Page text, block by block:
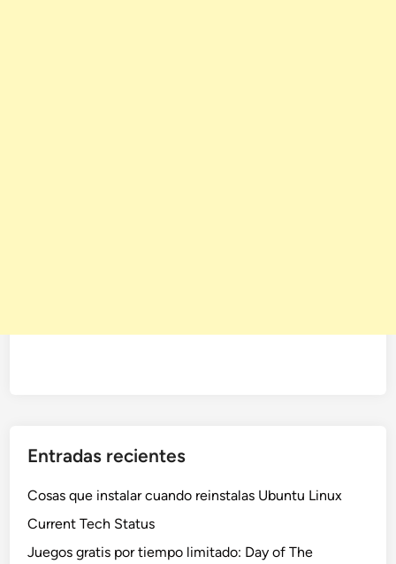
Entradas recientes
Cosas que instalar cuando reinstalas Ubuntu Linux
Current Tech Status
Juegos gratis por tiempo limitado: Day of The